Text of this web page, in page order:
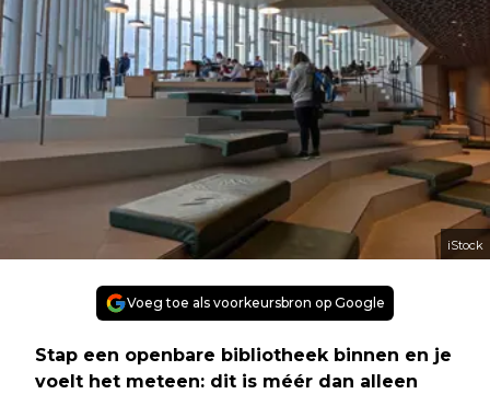
iStock
Voeg toe als voorkeursbron op Google
Stap een openbare bibliotheek binnen en je
voelt het meteen: dit is méér dan alleen